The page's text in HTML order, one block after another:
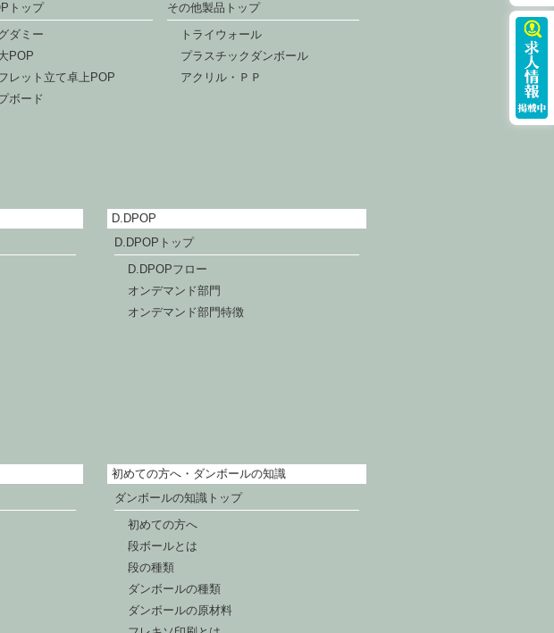
トップ
ダミー
POP
レット立て卓上POP
ボード
その他製品トップ
トライウォール
プラスチックダンボール
アクリル・ＰＰ
D.DPOP
D.DPOPトップ
D.DPOPフロー
オンデマンド部門
オンデマンド部門特徴
初めての方へ・ダンボールの知識
ダンボールの知識トップ
初めての方へ
段ボールとは
段の種類
ダンボールの種類
ダンボールの原材料